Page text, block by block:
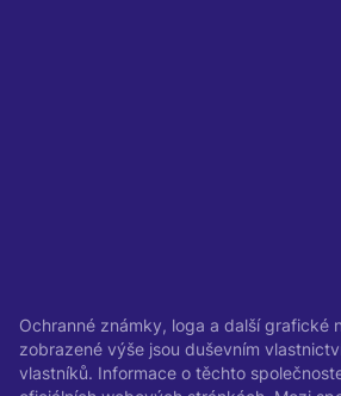
Ochranné známky, loga a další grafické
zobrazené výše jsou duševním
vlastníků. Informace o těchto